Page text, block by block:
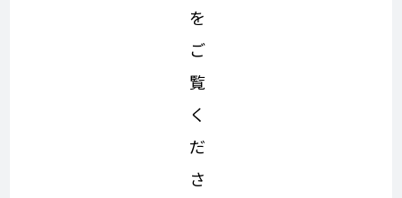
を
ご
覧
く
だ
さ